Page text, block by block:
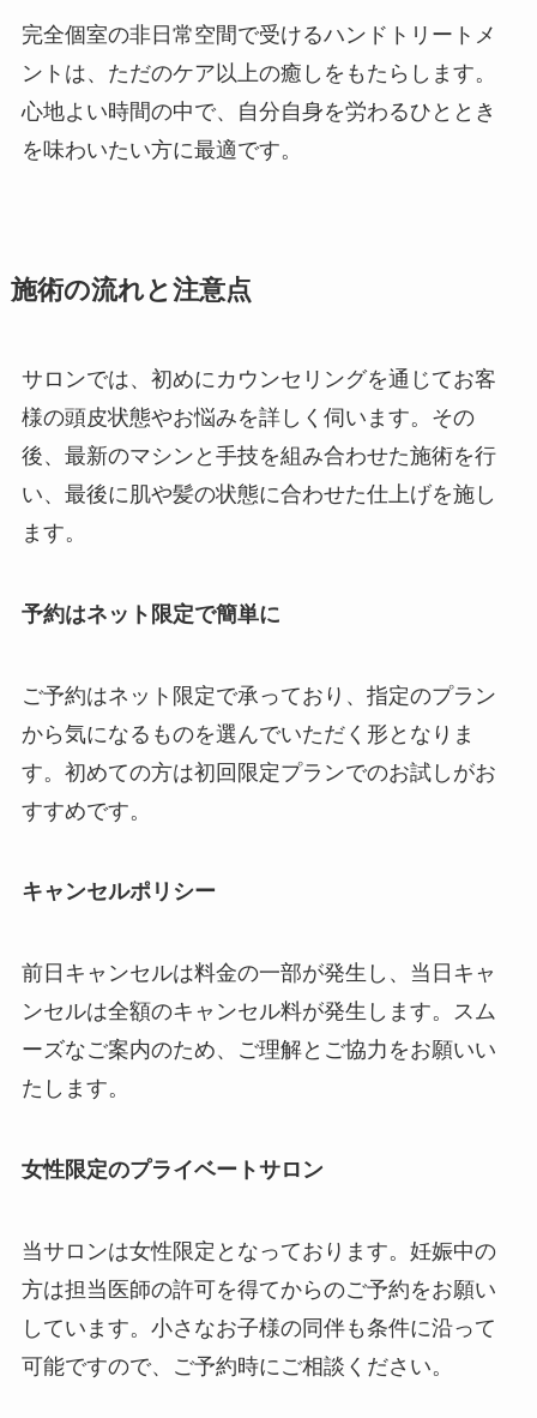
完全個室の非日常空間で受けるハンドトリートメ
ントは、ただのケア以上の癒しをもたらします。
心地よい時間の中で、自分自身を労わるひととき
を味わいたい方に最適です。
施術の流れと注意点
サロンでは、初めにカウンセリングを通じてお客
様の頭皮状態やお悩みを詳しく伺います。その
後、最新のマシンと手技を組み合わせた施術を行
い、最後に肌や髪の状態に合わせた仕上げを施し
ます。
予約はネット限定で簡単に
ご予約はネット限定で承っており、指定のプラン
から気になるものを選んでいただく形となりま
す。初めての方は初回限定プランでのお試しがお
すすめです。
キャンセルポリシー
前日キャンセルは料金の一部が発生し、当日キャ
ンセルは全額のキャンセル料が発生します。スム
ーズなご案内のため、ご理解とご協力をお願いい
たします。
女性限定のプライベートサロン
当サロンは女性限定となっております。妊娠中の
方は担当医師の許可を得てからのご予約をお願い
しています。小さなお子様の同伴も条件に沿って
可能ですので、ご予約時にご相談ください。